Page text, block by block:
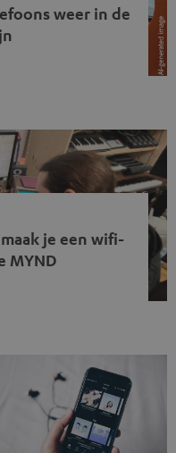
weer in de
straat, in de trein en
steeds meer
kabel. De angst voor
wat op het eerste […]
je een wifi-
MYND
na werktijd heeft het
uit te breiden met de
streamen. […]